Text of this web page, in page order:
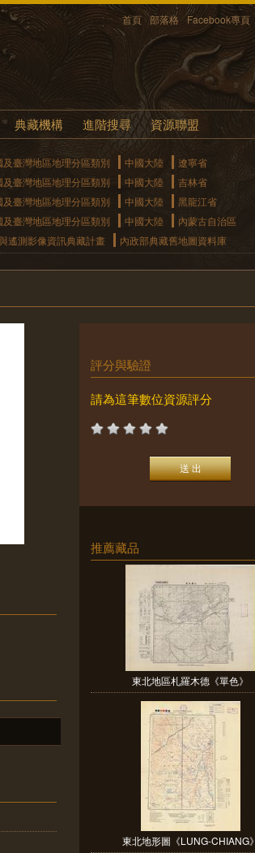
首頁 部落格 Facebook專頁
典藏機構 進階搜尋 資源聯盟
及臺灣地區地理分區類別 中國大陸
遼寧省
及臺灣地區地理分區類別 中國大陸
吉林省
及臺灣地區地理分區類別 中國大陸
黑龍江省
及臺灣地區地理分區類別 中國大陸
內蒙古自治區
遙測影像資訊典藏計畫 內政部典藏舊地圖資料庫
評分與驗證
請為這筆數位資源評分
推薦藏品
東北地區札羅木德《單色》
東北地形圖《LUNG-CHIANG》